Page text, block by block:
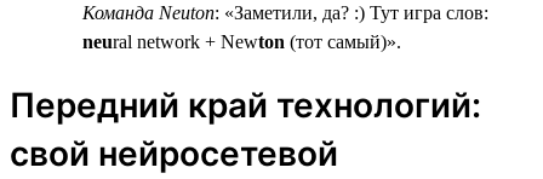
Команда Neuton: «Заметили, да? :) Тут игра слов:
neural network + Newton (тот самый)».
Передний край технологий:
свой нейросетевой